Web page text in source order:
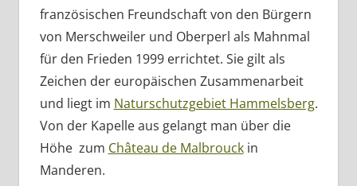
französischen Freundschaft von den Bürgern
von Merschweiler und Oberperl als Mahnmal
für den Frieden 1999 errichtet. Sie gilt als
Zeichen der europäischen Zusammenarbeit
und liegt im Naturschutzgebiet Hammelsberg.
Von der Kapelle aus gelangt man über die
Höhe zum Château de Malbrouckin
Manderen.